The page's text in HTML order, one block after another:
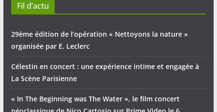
Fil d’actu
29ème édition de l’opération « Nettoyons la nature »
organisée par E. Leclerc
Célestin en concert : une expérience intime et engagée à
La Scène Parisienne
« In The Beginning was The Water », le film concert